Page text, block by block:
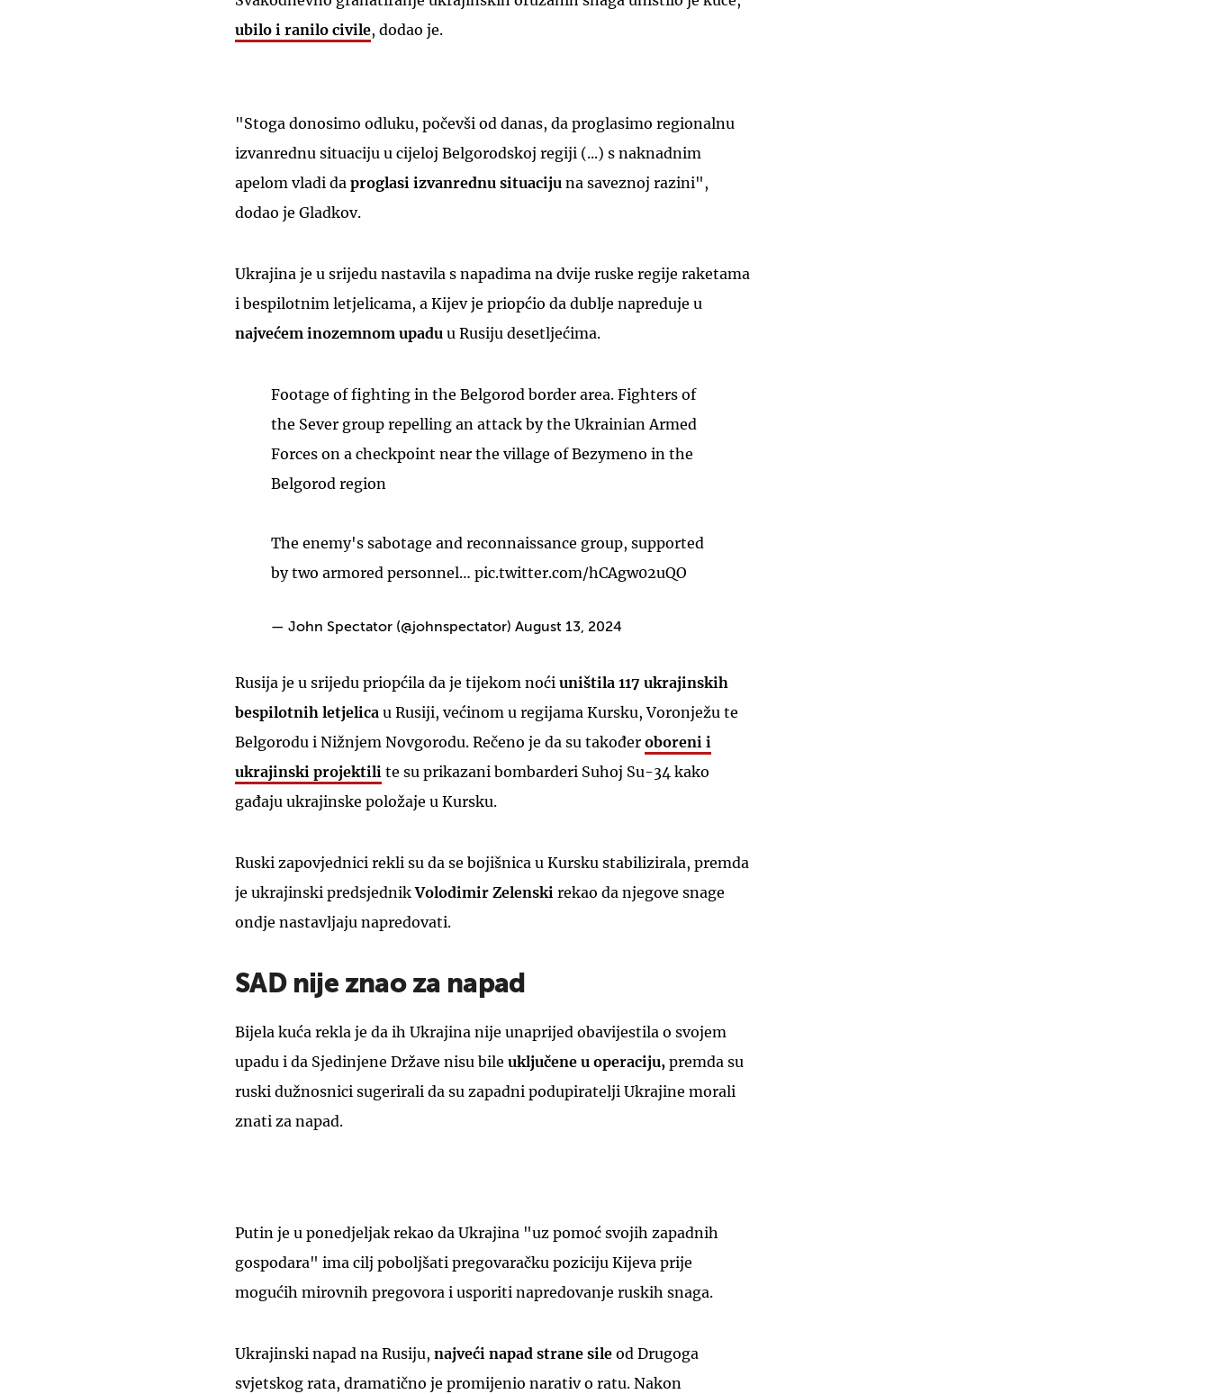
ubilo i ranilo civile, dodao je.
"Stoga donosimo odluku, počevši od danas, da proglasimo regionalnu
izvanrednu situaciju u cijeloj Belgorodskoj regiji (...) s naknadnim
apelom vladi da proglasi izvanrednu situaciju na saveznoj razini",
dodao je Gladkov.
Ukrajina je u srijedu nastavila s napadima na dvije ruske regije raketama
i bespilotnim letjelicama, a Kijev je priopćio da dublje napreduje u
najvećem inozemnom upadu u Rusiju desetljećima.
Footage of fighting in the Belgorod border area. Fighters of
the Sever group repelling an attack by the Ukrainian Armed
Forces on a checkpoint near the village of Bezymeno in the
Belgorod region
The enemy's sabotage and reconnaissance group, supported
by two armored personnel… pic.twitter.com/hCAgw02uQO
— John Spectator (@johnspectator) August 13, 2024
Rusija je u srijedu priopćila da je tijekom noći uništila 117 ukrajinskih
bespilotnih letjelica u Rusiji, većinom u regijama Kursku, Voronježu te
Belgorodu i Nižnjem Novgorodu. Rečeno je da su također oboreni i
ukrajinski projektili te su prikazani bombarderi Suhoj Su-34 kako
gađaju ukrajinske položaje u Kursku.
Ruski zapovjednici rekli su da se bojišnica u Kursku stabilizirala, premda
je ukrajinski predsjednikVolodimir Zelenski rekao da njegove snage
ondje nastavljaju napredovati.
SAD nije znao za napad
Bijela kuća rekla je da ih Ukrajina nije unaprijed obavijestila o svojem
upadu i da Sjedinjene Države nisu bile uključene u operaciju, premda su
ruski dužnosnici sugerirali da su zapadni podupiratelji Ukrajine morali
znati za napad.
Putin je u ponedjeljak rekao da Ukrajina "uz pomoć svojih zapadnih
gospodara" ima cilj poboljšati pregovaračku poziciju Kijeva prije
mogućih mirovnih pregovora i usporiti napredovanje ruskih snaga.
Ukrajinski napad na Rusiju, najveći napad strane sile od Drugoga
svjetskog rata, dramatično je promijenio narativ o ratu. Nakon
UKLJUČITE NOTIFIKACIJE